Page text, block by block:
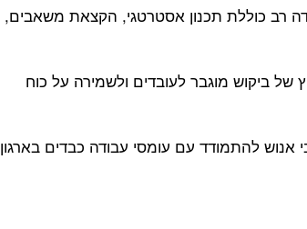
רב כוללת תכנון אסטרטגי, הקצאת משאבים,
ביקוש מוגבר לעובדים ולשמירה על כוח
אנוש להתמודד עם עומסי עבודה כבדים בארגון